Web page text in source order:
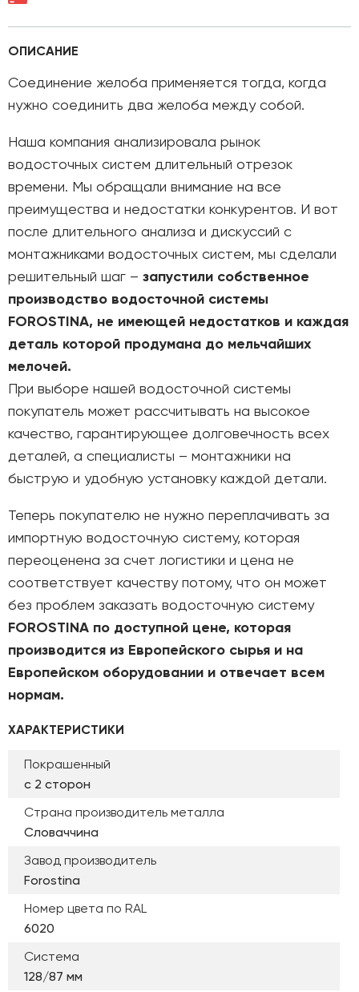
ХАРАКТЕРИСТИКИ
Покрашенный
с 2 сторон
Страна производитель металла
Словаччина
Завод производитель
Forostina
Номер цвета по RAL
6020
Система
128/87 мм
ОПИСАНИЕ
Соединение желоба применяется тогда, когда
нужно соединить два желоба между собой.
Наша компания анализировала рынок
водосточных систем длительный отрезок
времени. Мы обращали внимание на все
преимущества и недостатки конкурентов. И вот
после длительного анализа и дискуссий с
монтажниками водосточных систем, мы сделали
решительный шаг – запустили собственное
производство водосточной системы
FOROSTINA, не имеющей недостатков и каждая
деталь которой продумана до мельчайших
мелочей.
При выборе нашей водосточной системы
покупатель может рассчитывать на высокое
качество, гарантирующее долговечность всех
деталей, а специалисты – монтажники на
быструю и удобную установку каждой детали.
Теперь покупателю не нужно переплачивать за
импортную водосточную систему, которая
переоценена за счет логистики и цена не
соответствует качеству потому, что он может
без проблем заказать водосточную систему
FOROSTINA по доступной цене, которая
производится из Европейского сырья и на
Европейском оборудовании и отвечает всем
нормам.